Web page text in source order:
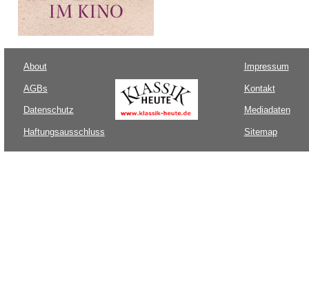
About
AGBs
Datenschutz
Haftungsausschluss
Impressum
Kontakt
Mediadaten
Sitemap